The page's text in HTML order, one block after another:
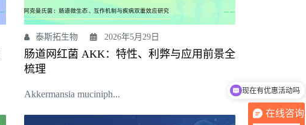
泰斯拓生物 2026年5月29日
肠道网红菌 AKK：特性、利弊与应用前景全
梳理
Akkermansia muciniph...
在线咨询
我想了解一些菌株信息